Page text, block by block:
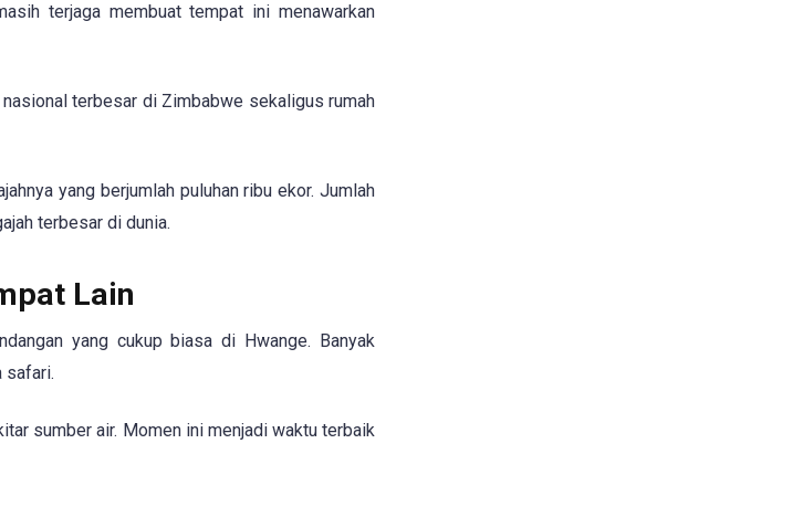
terjaga membuat tempat ini menawarkan
terbesar di Zimbabwe sekaligus rumah
yang berjumlah puluhan ribu ekor. Jumlah
terbesar di dunia.
Lain
yang cukup biasa di Hwange. Banyak
safari.
sumber air. Momen ini menjadi waktu terbaik